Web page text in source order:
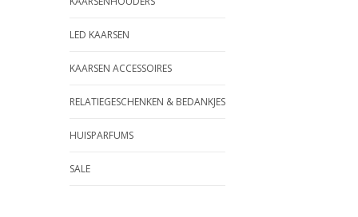
LED KAARSEN
KAARSEN ACCESSOIRES
RELATIEGESCHENKEN & BEDANKJES
HUISPARFUMS
SALE